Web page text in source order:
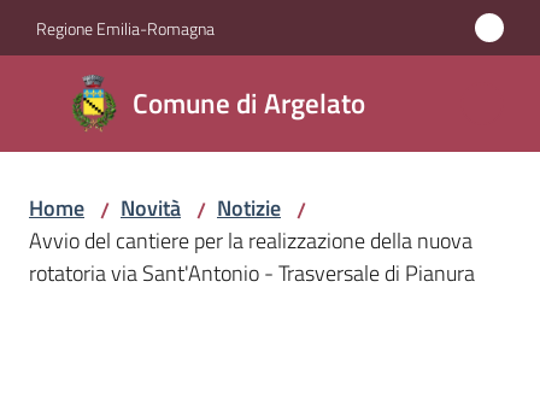
Vai al contenuto
Vai alla navigazione
Vai al footer
Regione Emilia-Romagna
Comune di Argelato
Comune
di
Argelato
Amministrazione
Home / Novità / Notizie /
Avvio del cantiere per la realizzazione della nuova
rotatoria via Sant'Antonio - Trasversale di Pianura